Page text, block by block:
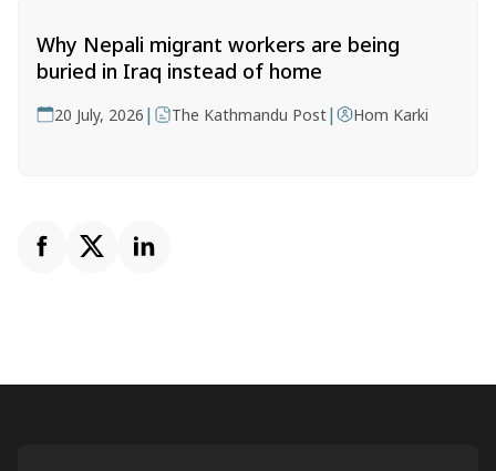
Why Nepali migrant workers are being
buried in Iraq instead of home
20 July, 2026 | The Kathmandu Post| Hom Karki